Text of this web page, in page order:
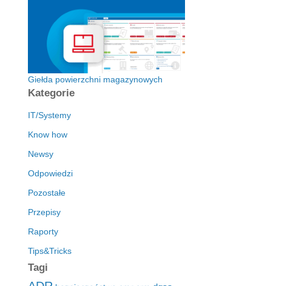
Giełda powierzchni magazynowych
Kategorie
IT/Systemy
Know how
Newsy
Odpowiedzi
Pozostałe
Przepisy
Raporty
Tips&Tricks
Tagi